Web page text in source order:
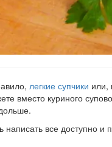
легкие супчики или,
вместо куриного
все доступно и